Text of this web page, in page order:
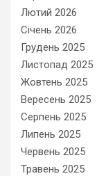
Лютий 2026
Січень 2026
Грудень 2025
Листопад 2025
Жовтень 2025
Вересень 2025
Серпень 2025
Липень 2025
Червень 2025
Травень 2025